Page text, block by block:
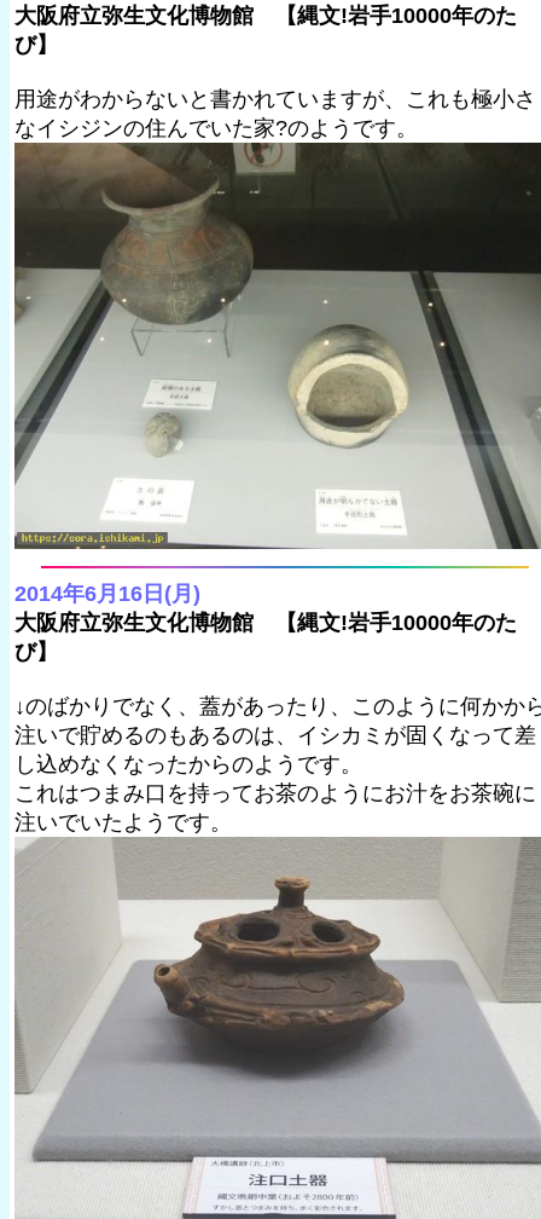
大阪府立弥生文化博物館 【縄文!岩手10000年のた
び】
用途がわからないと書かれていますが、これも極小さ
なイシジンの住んでいた家?のようです。
2014年6月16日(月)
大阪府立弥生文化博物館 【縄文!岩手10000年のた
び】
↓のばかりでなく、蓋があったり、このように何かか
注いで貯めるのもあるのは、イシカミが固くなって差
し込めなくなったからのようです。
これはつまみ口を持ってお茶のようにお汁をお茶碗に
注いでいたようです。